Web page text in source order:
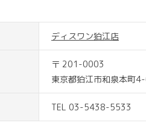
ディスワン狛江店
〒 201-0003
東京都狛江市和泉本町
TEL 03-5438-5533